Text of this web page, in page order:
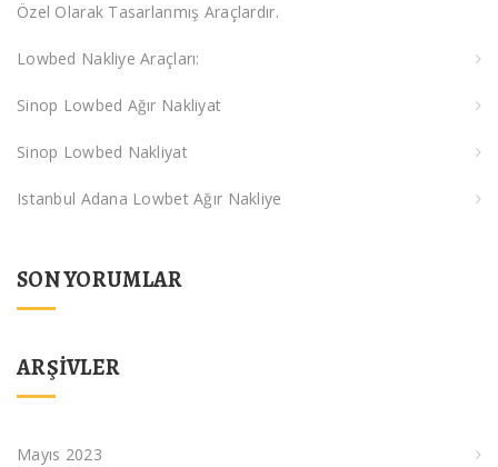
Özel Olarak Tasarlanmış Araçlardır.
Lowbed Nakliye Araçları:
Sinop Lowbed Ağır Nakliyat
Sinop Lowbed Nakliyat
Istanbul Adana Lowbet Ağır Nakliye
SON YORUMLAR
ARŞIVLER
Mayıs 2023